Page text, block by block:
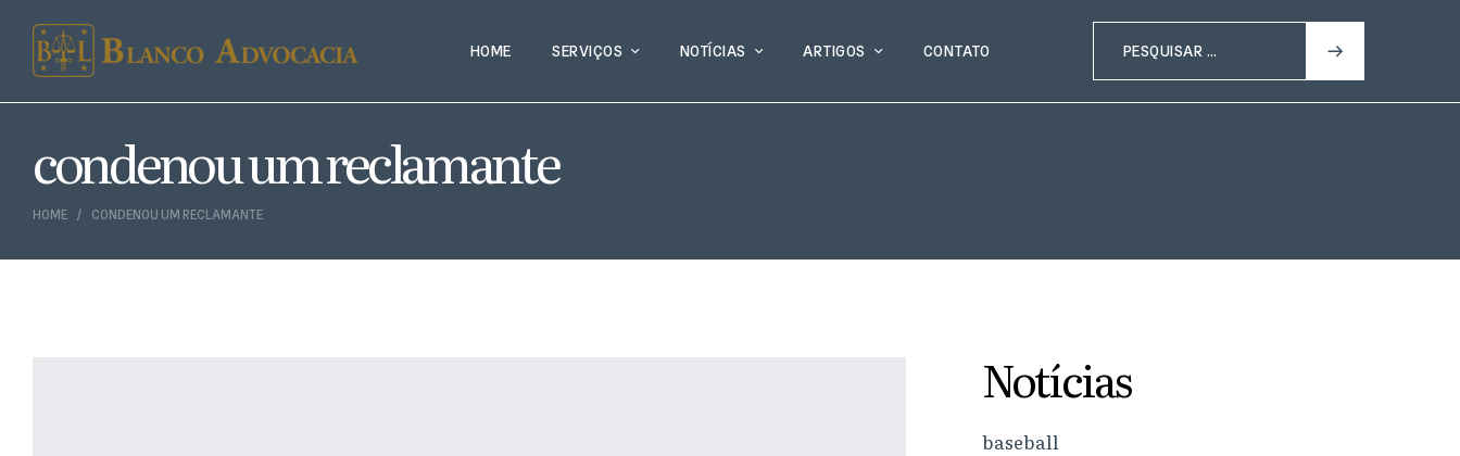
HOME SERVIÇOS NOTÍCIAS ARTIGOS CONTATO
HOME CONDENOU UM RECLAMANTE
condenou um reclamante
Notícias
baseball